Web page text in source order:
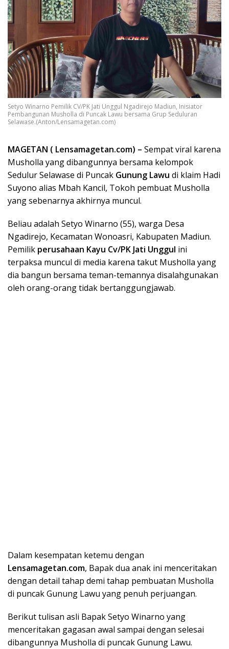
Setyo Winarno Pemilik CV/PK Jati Unggul Ngadirejo Madiun, Inisiator
Pembangunan Musholla di Puncak Lawu bersama Grup Seduluran
Selawase.(Anton/Lensamagetan.com)
MAGETAN ( Lensamagetan.com) – Sempat viral karena
Musholla yang dibangunnya bersama kelompok
Sedulur Selawase di Puncak Gunung Lawu di klaim Hadi
Suyono alias Mbah Kancil, Tokoh pembuat Musholla
yang sebenarnya akhirnya muncul.
Beliau adalah Setyo Winarno (55), warga Desa
Ngadirejo, Kecamatan Wonoasri, Kabupaten Madiun.
Pemilik perusahaan Kayu Cv/PK Jati Unggul ini
terpaksa muncul di media karena takut Musholla yang
dia bangun bersama teman-temannya disalahgunakan
oleh orang-orang tidak bertanggungjawab.
Dalam kesempatan ketemu dengan
Lensamagetan.com, Bapak dua anak ini menceritakan
dengan detail tahap demi tahap pembuatan Musholla
di puncak Gunung Lawu yang penuh perjuangan.
Berikut tulisan asli Bapak Setyo Winarno yang
menceritakan gagasan awal sampai dengan selesai
dibangunnya Musholla di puncak Gunung Lawu.